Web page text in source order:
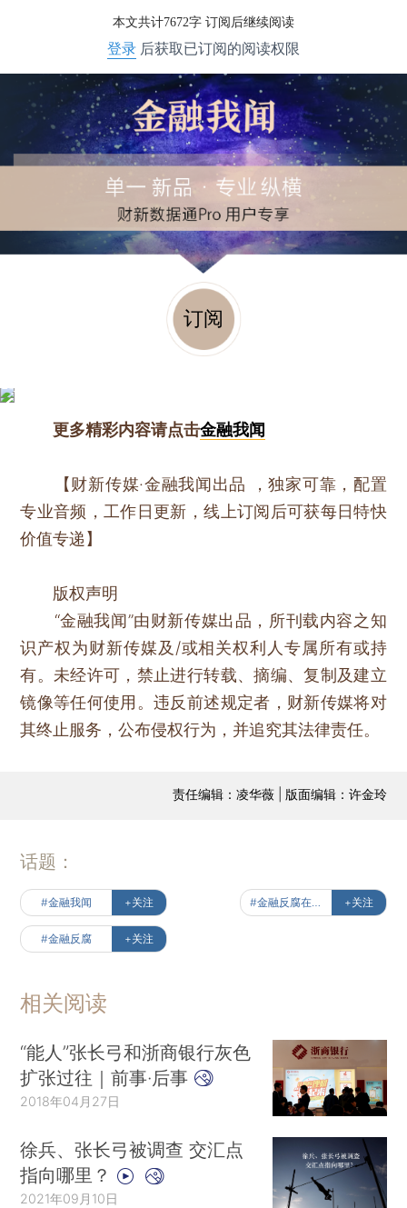
本文共计7672字 订阅后继续阅读
登录 后获取已订阅的阅读权限
订阅
更多精彩内容请点击金融我闻
【财新传媒·金融我闻出品 ，独家可靠，配置
专业音频，工作日更新，线上订阅后可获每日特快
价值专递】
版权声明
“金融我闻”由财新传媒出品，所刊载内容之知
识产权为财新传媒及/或相关权利人专属所有或持
有。未经许可，禁止进行转载、摘编、复制及建立
镜像等任何使用。违反前述规定者，财新传媒将对
其终止服务，公布侵权行为，并追究其法律责任。
责任编辑：凌华薇 | 版面编辑：许金玲
话题：
#金融我闻 +关注 #金融反腐在路上 +关注
#金融反腐 +关注
相关阅读
“能人”张长弓和浙商银行灰色
扩张过往｜前事·后事
2018年04月27日
徐兵、张长弓被调查 交汇点
指向哪里？
2021年09月10日